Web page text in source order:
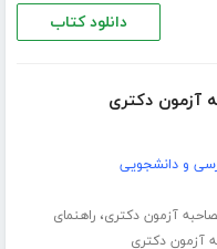
دانلود کتاب
آزمون دکتری
و دانشجویی
آزمون دکتری،راهنمای
آزمون دکتری